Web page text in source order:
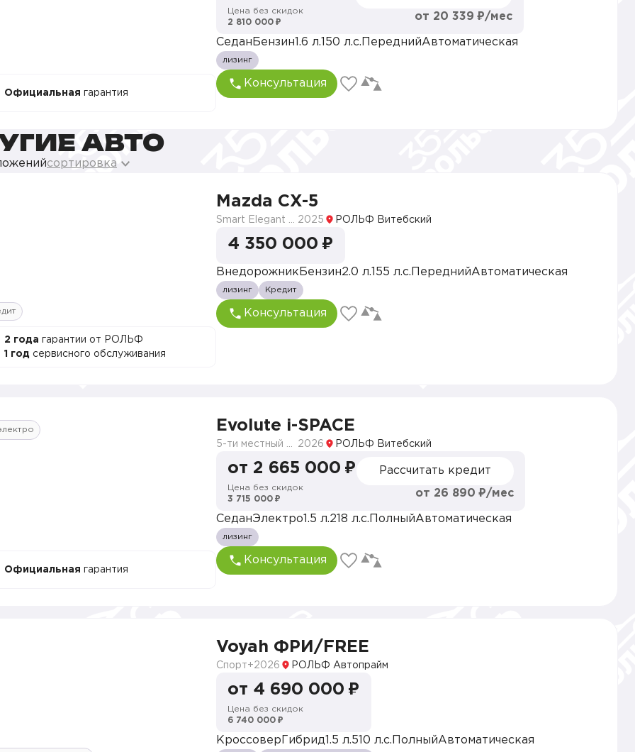
Официальная гарантия
Цена без скидок
2 810 000 ₽
от 20 339 ₽/мес
Седан Бензин 1.6 л. 150 л.с. ПереднийАвтоматическая
лизинг
Консультация
АВТО
сортировка
2 года гарантии от РОЛЬФ
1 год сервисного обслуживания
Mazda CX-5
2025 РОЛЬФ Витебский
4 350 000 ₽
Внедорожник Бензин2.0 л. 155 л.с. ПереднийАвтоматическая
лизинг Кредит
Консультация
Официальная гарантия
Evolute i-SPACE
2026 РОЛЬФ Витебский
от 2 665 000 ₽
Цена без скидок
3 715 000 ₽
Рассчитать кредит
от 26 890 ₽/мес
СеданЭлектро 1.5 л.218 л.с. ПолныйАвтоматическая
лизинг
Консультация
Voyah ФРИ/FREE
Спорт+2026 РОЛЬФ Автопрайм
от 4 690 000 ₽
Цена без скидок
6 740 000 ₽
Кроссовер Гибрид 1.5 л.510 л.с. ПолныйАвтоматическая